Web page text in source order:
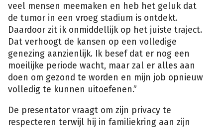
veel mensen meemaken en heb het geluk dat
de tumor in een vroeg stadium is ontdekt.
Daardoor zit ik onmiddellijk op het juiste traject.
Dat verhoogt de kansen op een volledige
genezing aanzienlijk. Ik besef dat er nog een
moeilijke periode wacht, maar zal er alles aan
doen om gezond te worden en mijn job opnieuw
volledig te kunnen uitoefenen.”
De presentator vraagt om zijn privacy te
respecteren terwijl hij in familiekring aan zijn